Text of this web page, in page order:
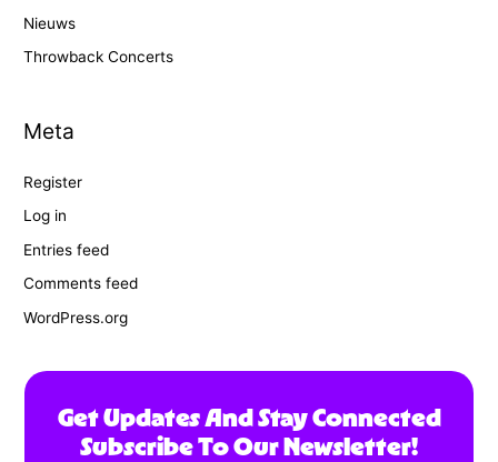
Nieuws
Throwback Concerts
Meta
Register
Log in
Entries feed
Comments feed
WordPress.org
Get Updates And Stay Connected
Subscribe To Our Newsletter!